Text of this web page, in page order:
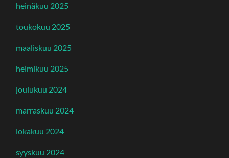
heinäkuu 2025
toukokuu 2025
maaliskuu 2025
helmikuu 2025
joulukuu 2024
marraskuu 2024
lokakuu 2024
syyskuu 2024